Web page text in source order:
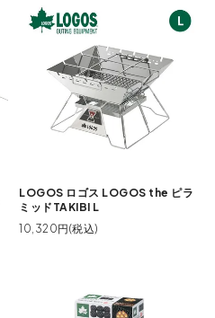
LOGOS ロゴス LOGOS the ピラ
ミッドTAKIBI L
10,320円(税込)